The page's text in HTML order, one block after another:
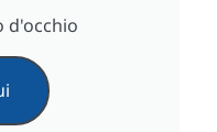
d'occhio